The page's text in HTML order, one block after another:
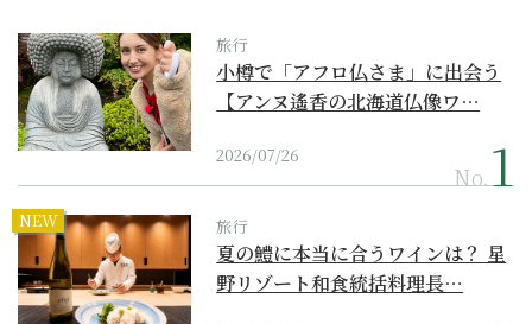
旅行
小樽で「アフロ仏さま」に出会う
【アンヌ遙香の北海道仏像ワ…
2026/07/26
No.
NEW 旅行
夏の鱧に本当に合うワインは？ 星
野リゾート和食統括料理長…